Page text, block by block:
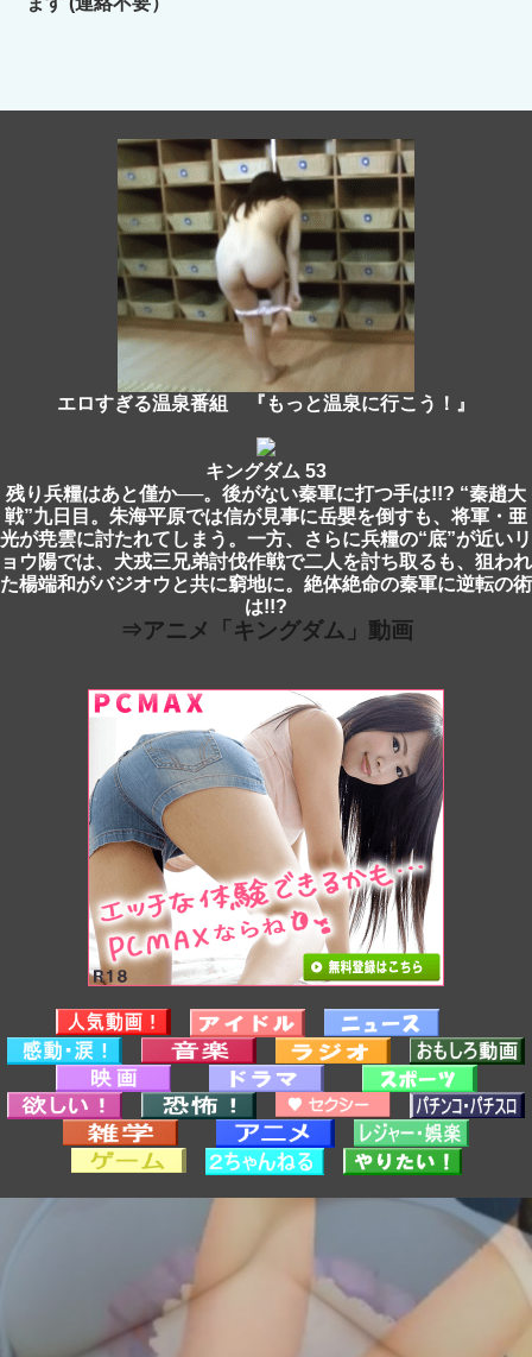
エロすぎる温泉番組 『もっと温泉に行こう！』
キングダム 53
残り兵糧はあと僅か──。後がない秦軍に打つ手は!!? “秦趙大
戦”九日目。朱海平原では信が見事に岳嬰を倒すも、将軍・亜
光が尭雲に討たれてしまう。一方、さらに兵糧の“底”が近いリ
ョウ陽では、犬戎三兄弟討伐作戦で二人を討ち取るも、狙われ
た楊端和がバジオウと共に窮地に。絶体絶命の秦軍に逆転の術
は!!?
⇒アニメ「キングダム」動画